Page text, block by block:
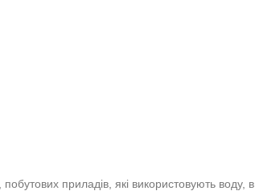
приладів, які використовують воду, в